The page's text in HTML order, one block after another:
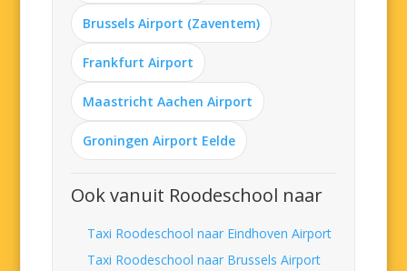
Brussels Airport (Zaventem)
Frankfurt Airport
Maastricht Aachen Airport
Groningen Airport Eelde
Ook vanuit Roodeschool naar
Taxi Roodeschool naar Eindhoven Airport
Taxi Roodeschool naar Brussels Airport